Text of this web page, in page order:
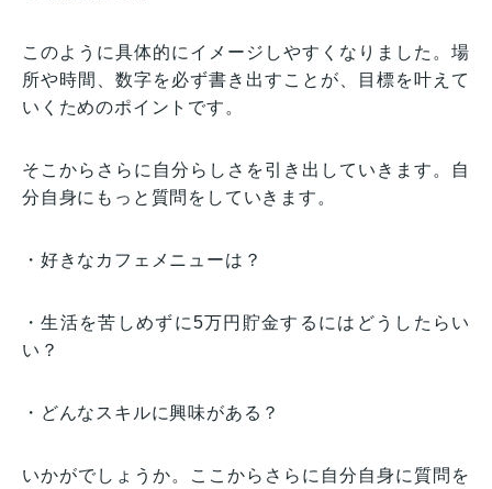
このように具体的にイメージしやすくなりました。場
所や時間、数字を必ず書き出すことが、目標を叶えて
いくためのポイントです。
そこからさらに自分らしさを引き出していきます。自
分自身にもっと質問をしていきます。
・好きなカフェメニューは？
・生活を苦しめずに5万円貯金するにはどうしたらい
い？
・どんなスキルに興味がある？
いかがでしょうか。ここからさらに自分自身に質問を